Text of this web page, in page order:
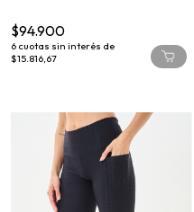
$94.900
6 cuotas sin interés de
$15.816,67